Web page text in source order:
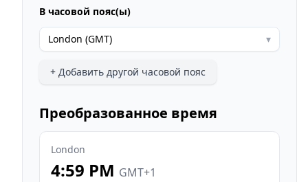
В часовой пояс(ы)
London (GMT) ▾
+ Добавить другой часовой пояс
Преобразованное время
London
4:59 PM GMT+1